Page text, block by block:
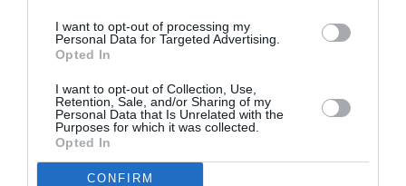
I want to opt-out of processing my
Personal Data for Targeted Advertising.
Opted In
I want to opt-out of Collection, Use,
Retention, Sale, and/or Sharing of my
Personal Data that Is Unrelated with the
Purposes for which it was collected.
Opted In
CONFIRM